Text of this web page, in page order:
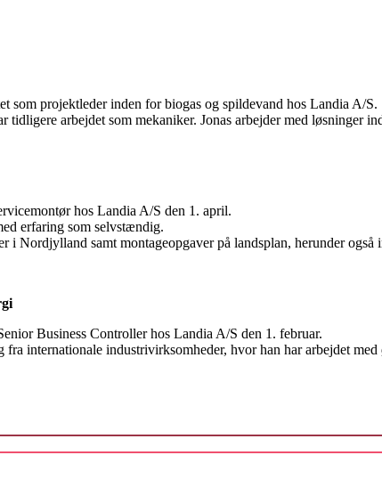
som projektleder inden for biogas og spildevand hos Landia A/S.
tidligere arbejdet som mekaniker. Jonas arbejder med løsninger
hos Landia A/S den 1. april.
erfaring som selvstændig.
i Nordjylland samt montageopgaver på landsplan, herunder også
Business Controller hos Landia A/S den 1. februar.
fra internationale industrivirksomheder, hvor han har arbejdet